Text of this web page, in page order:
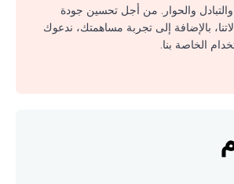
والحوار. من أجل تحسين جودة
بالإضافة إلى تجربة مساهمتك، ندعوك
الخاصة بنا.